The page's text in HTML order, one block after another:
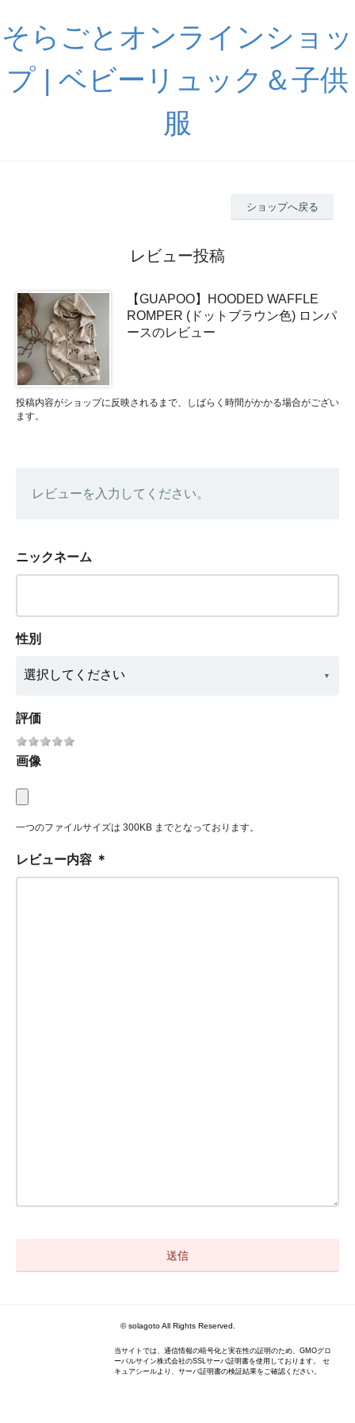
そらごとオンラインショッ
プ | ベビーリュック＆子供
服
ショップへ戻る
レビュー投稿
【GUAPOO】HOODED WAFFLE
ROMPER (ドットブラウン色) ロンパ
ースのレビュー
投稿内容がショップに反映されるまで、しばらく時間がかかる場合がござい
ます。
レビューを入力してください。
ニックネーム
性別
評価
画像
一つのファイルサイズは 300KB までとなっております。
レビュー内容 ＊
© solagoto All Rights Reserved.
当サイトでは、通信情報の暗号化と実在性の証明のため、GMOグロ
ーバルサイン株式会社のSSLサーバ証明書を使用しております。 セ
キュアシールより、サーバ証明書の検証結果をご確認ください。